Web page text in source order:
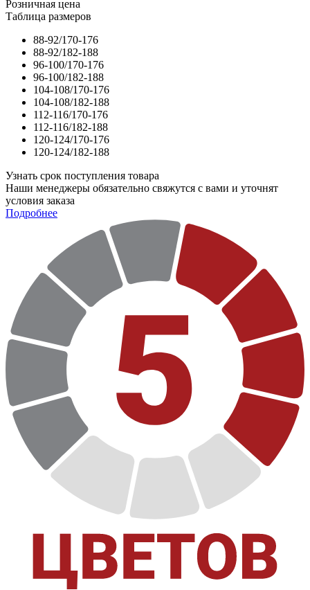
Розничная цена
Таблица размеров
88-92/170-176
88-92/182-188
96-100/170-176
96-100/182-188
104-108/170-176
104-108/182-188
112-116/170-176
112-116/182-188
120-124/170-176
120-124/182-188
Узнать срок поступления товара
Наши менеджеры обязательно свяжутся с вами и уточнят
условия заказа
Подробнее